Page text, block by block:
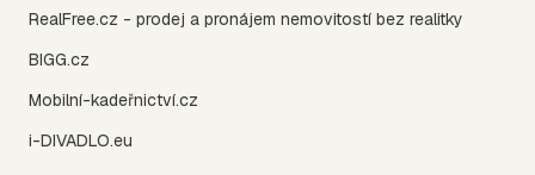
RealFree.cz - prodej a pronájem nemovitostí bez realitky
BIGG.cz
Mobilní-kadeřnictví.cz
i-DIVADLO.eu